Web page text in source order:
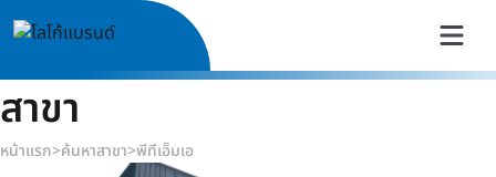
สาขา
หน้าแรก>ค้นหาสาขา>พีทีเอ็มเอ